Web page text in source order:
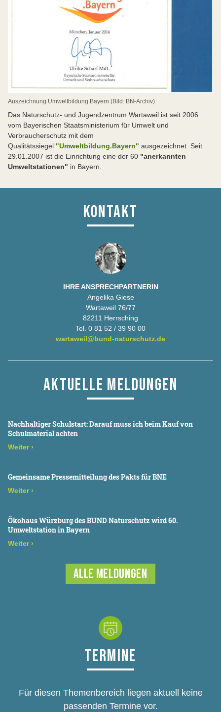
Auszeichnung Umweltbildung.Bayern (Bild: BN-Archiv)
Das Naturschutz- und Jugendzentrum Wartaweil ist seit 2006
vom Bayerischen Staatsministerium für Umwelt und
Verbraucherschutz mit dem
Qualitätssiegel "Umweltbildung.Bayern" ausgezeichnet. Seit
29.01.2007 ist die Einrichtung eine der 60 "anerkannten
Umweltstationen" in Bayern.
KONTAKT
IHRE ANSPRECHPARTNERIN
Angelika Giese
Wartaweil 76/77
82211 Herrsching
Tel. 0 81 52 / 39 90 00
wartaweil@bund-naturschutz.de
AKTUELLE MELDUNGEN
Nachhaltiger Schulstart: Darauf muss ich beim Kauf von
Schulmaterial achten
Weiter ›
Gemeinsame Pressemitteilung des Pakts für BNE
Weiter ›
Ökohaus Würzburg des BUND Naturschutz wird 60.
Umweltstation in Bayern
Weiter ›
ALLE MELDUNGEN
TERMINE
Für diesen Themenbereich liegen aktuell keine
passenden Termine vor.